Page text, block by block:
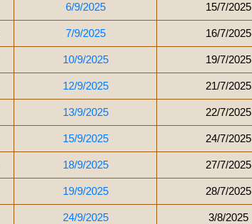
6/9/2025 15/7/2025
7/9/2025 16/7/2025
10/9/2025 19/7/2025
12/9/2025 21/7/2025
13/9/2025 22/7/2025
15/9/2025 24/7/2025
18/9/2025 27/7/2025
19/9/2025 28/7/2025
24/9/2025 3/8/2025